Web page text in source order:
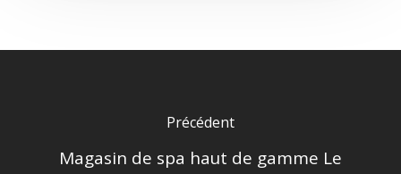
Précédent
Magasin de spa haut de gamme Le